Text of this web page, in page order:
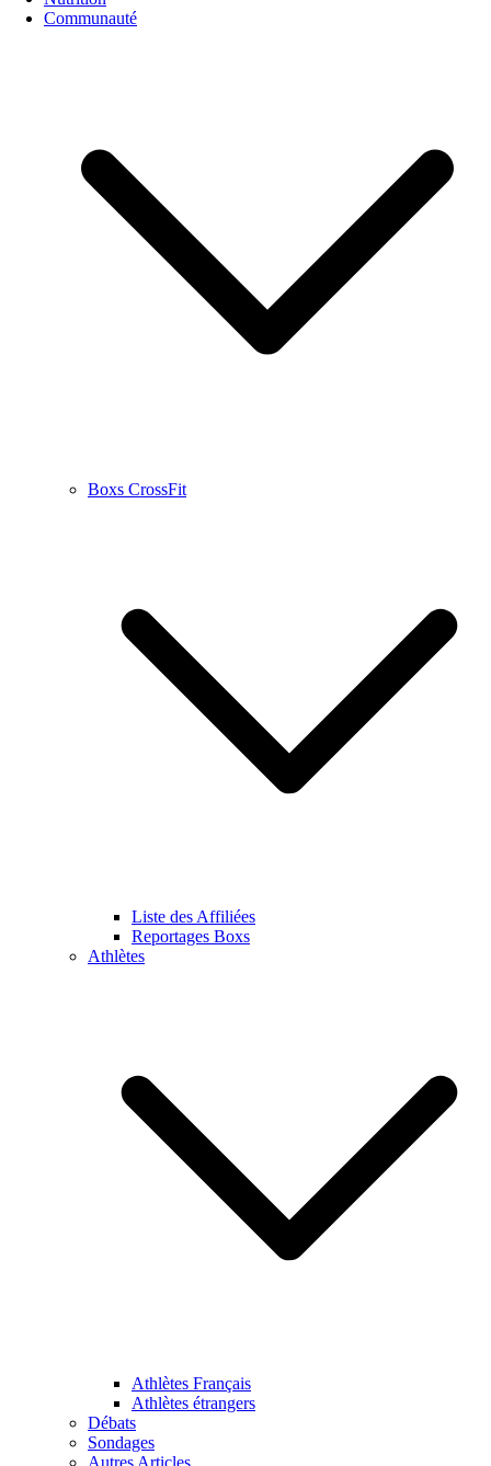
Communauté
Boxs CrossFit
Liste des Affiliées
Reportages Boxs
Athlètes
Athlètes Français
Athlètes étrangers
Débats
Sondages
Autres Articles